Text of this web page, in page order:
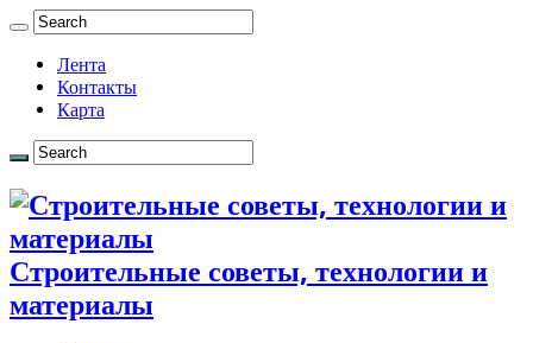
Лента
Контакты
Карта
Строительные советы, технологии и
материалы